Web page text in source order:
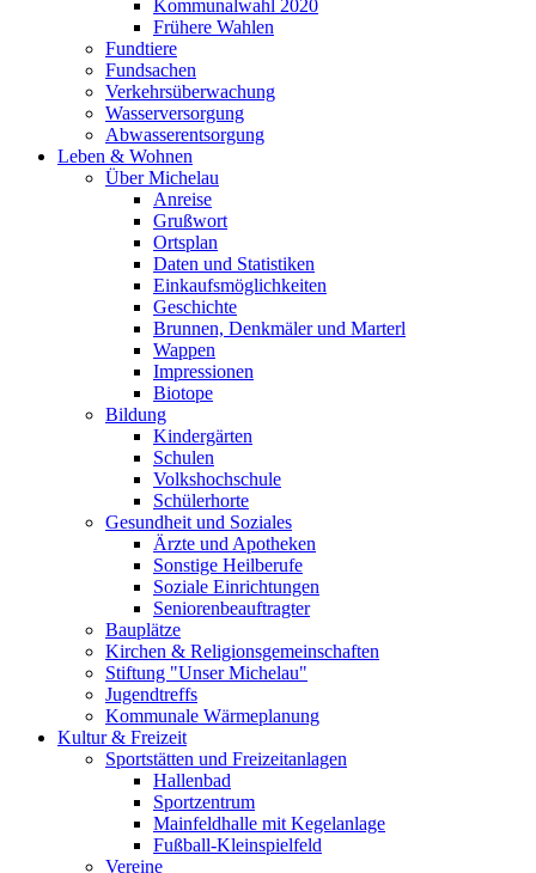
Kommunalwahl 2020
Frühere Wahlen
Fundtiere
Fundsachen
Verkehrsüberwachung
Wasserversorgung
Abwasserentsorgung
Leben & Wohnen
Über Michelau
Anreise
Grußwort
Ortsplan
Daten und Statistiken
Einkaufsmöglichkeiten
Geschichte
Brunnen, Denkmäler und Marterl
Wappen
Impressionen
Biotope
Bildung
Kindergärten
Schulen
Volkshochschule
Schülerhorte
Gesundheit und Soziales
Ärzte und Apotheken
Sonstige Heilberufe
Soziale Einrichtungen
Seniorenbeauftragter
Bauplätze
Kirchen & Religionsgemeinschaften
Stiftung "Unser Michelau"
Jugendtreffs
Kommunale Wärmeplanung
Kultur & Freizeit
Sportstätten und Freizeitanlagen
Hallenbad
Sportzentrum
Mainfeldhalle mit Kegelanlage
Fußball-Kleinspielfeld
Vereine